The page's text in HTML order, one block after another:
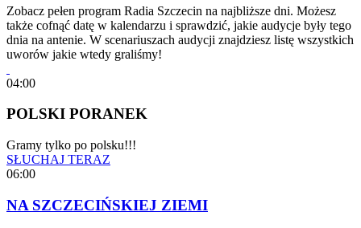
Zobacz pełen program Radia Szczecin na najbliższe dni. Możesz
także cofnąć datę w kalendarzu i sprawdzić, jakie audycje były tego
dnia na antenie. W scenariuszach audycji znajdziesz listę wszystkich
uworów jakie wtedy graliśmy!
04:00
POLSKI PORANEK
Gramy tylko po polsku!!!
SŁUCHAJ TERAZ
06:00
NA SZCZECIŃSKIEJ ZIEMI